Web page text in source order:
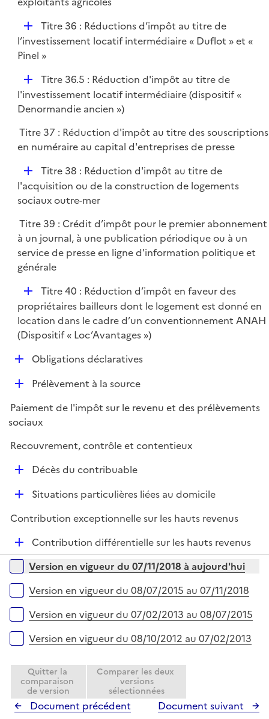
D
é
p
e
r
Titre 36 : Réductions d’impôt au titre de
l’investissement locatif intermédiaire « Duflot » et «
Pinel »
D
é
p
i
e
Titre 36.5 : Réduction d'impôt au titre de
l'investissement locatif intermédiaire (dispositif «
Denormandie ancien »)
Titre 37 : Réduction d'impôt au titre des souscriptions
en numéraire au capital d'entreprises de presse
D
é
p
i
e
r
Titre 38 : Réduction d'impôt au titre de
l'acquisition ou de la construction de logements
sociaux outre-mer
Titre 39 : Crédit d’impôt pour le premier abonnement
à un journal, à une publication périodique ou à un
service de presse en ligne d'information politique et
générale
D
é
p
l
e
r
Titre 40 : Réduction d’impôt en faveur des
propriétaires bailleurs dont le logement est donné en
location dans le cadre d’un conventionnement ANAH
(Dispositif « Loc’Avantages »)
D
i
e
r
Obligations déclaratives
D
p
l
i
Prélèvement à la source
Paiement de l'impôt sur le revenu et des prélèvements
sociaux
Recouvrement, contrôle et contentieux
D
i
r
Décès du contribuable
D
p
i
e
Situations particulières liées au domicile
Contribution exceptionnelle sur les hauts revenus
D
é
p
e
Contribution différentielle sur les hauts revenus
Versions sur la période
Version en vigueur du 07/11/2018 à aujourd'hui
Version en vigueur du 08/07/2015 au 07/11/2018
Version en vigueur du 07/02/2013 au 08/07/2015
Version en vigueur du 08/10/2012 au 07/02/2013
Quitter la
comparaison
de version
Comparer les deux
versions
sélectionnées
Document précédent Document suivant